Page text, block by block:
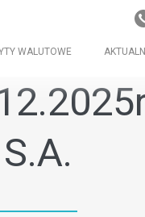
WALUTOWE